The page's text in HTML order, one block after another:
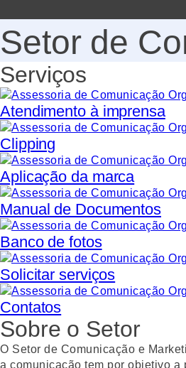
Setor de
Serviços
Atendimento à imprensa
Clipping
Aplicação da marca
Manual de Documentos
Banco de fotos
Solicitar serviços
Contatos
Sobre o Setor
O Setor de Comunicação e
a comunicação tem por objetivo